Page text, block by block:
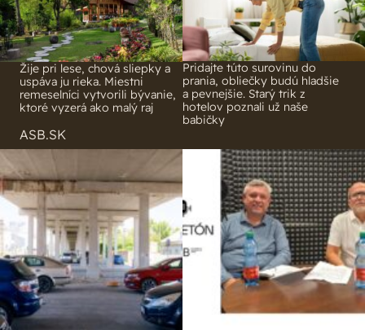
Žije pri lese, chová sliepky a
uspáva ju rieka. Miestni
remeselníci vytvorili bývanie,
ktoré vyzerá ako malý raj
Pridajte túto surovinu do
prania, obliečky budú hladšie
a pevnejšie. Starý trik z
hotelov poznali už naše
babičky
ASB.SK